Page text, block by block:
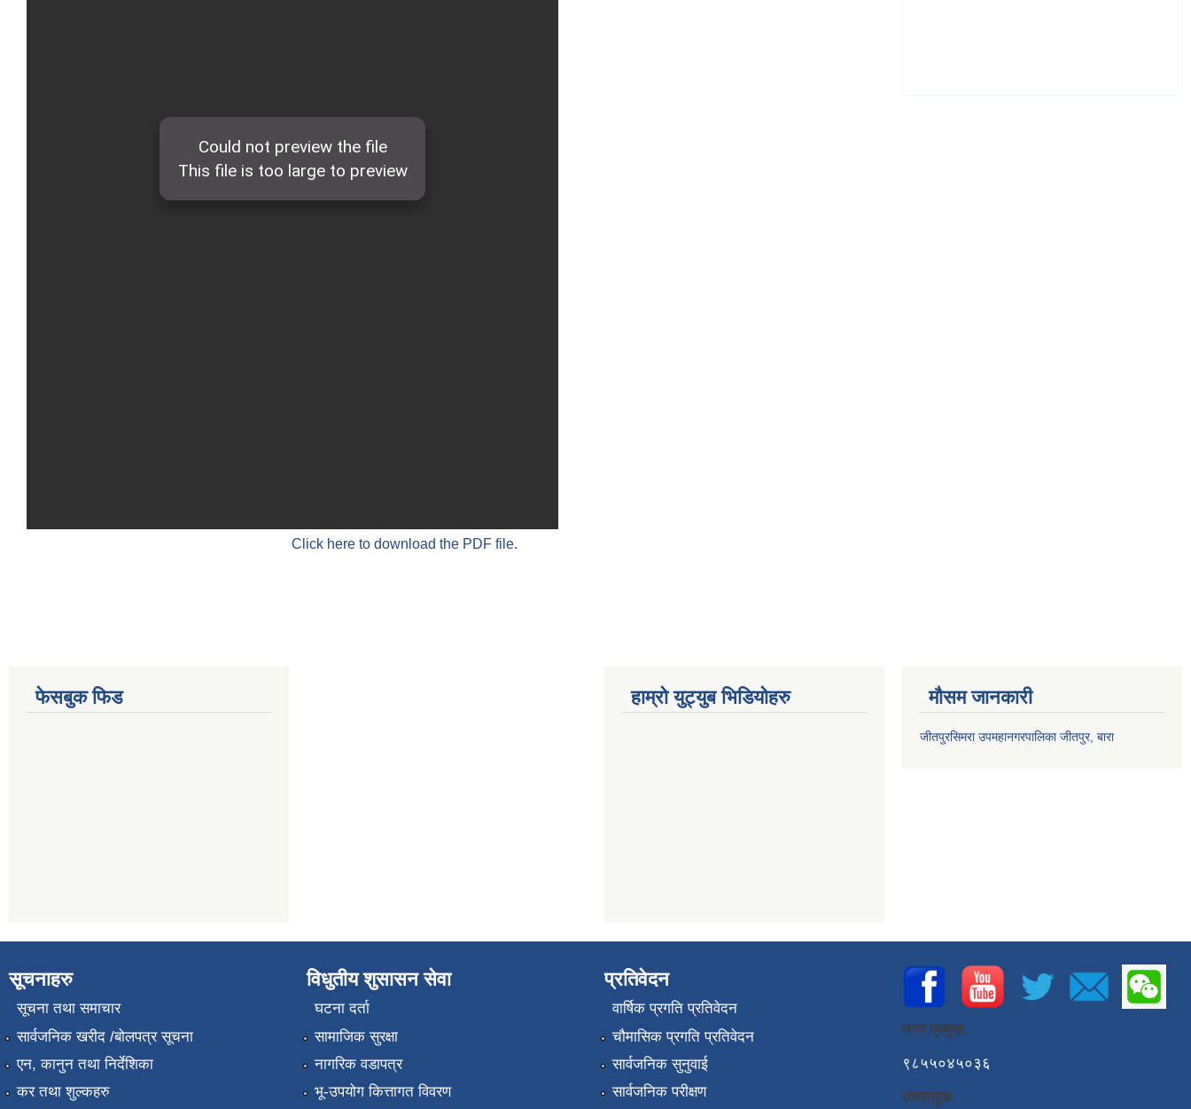
Click here to download the PDF file.
फेसबुक फिड हाम्रो युट्युब भिडियोहरु मौसम जानकारी
जीतपुरसिमरा उपमहानगरपालिका जीतपुर, बारा
सूचनाहरु
सूचना तथा समाचार
सार्वजनिक खरीद /बोलपत्र सूचना
एन, कानुन तथा निर्देशिका
कर तथा शुल्कहरु
विधुतीय शुसासन सेवा
घटना दर्ता
सामाजिक सुरक्षा
नागरिक वडापत्र
भू-उपयोग कित्तागत विवरण
प्रतिवेदन
वार्षिक प्रगति प्रतिवेदन
चौमासिक प्रगति प्रतिवेदन
सार्वजनिक सुनुवाई
सार्वजनिक परीक्षण
नगर प्रमुख:
९८५५०४५०३६
उपप्रमुख: